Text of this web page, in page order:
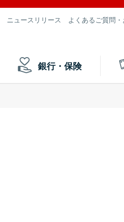
ニュースリリース よくあるご質問
銀行・保険